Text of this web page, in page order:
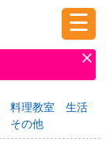
☰
料理教室
生活
その他